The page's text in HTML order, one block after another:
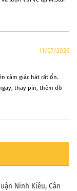
11/07/2026
cảm giác hát rất ổn.
thay pin, thêm đồ
Ninh Kiều, Cần